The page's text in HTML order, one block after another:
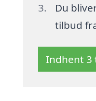
Du
tilbud
Indhent 3